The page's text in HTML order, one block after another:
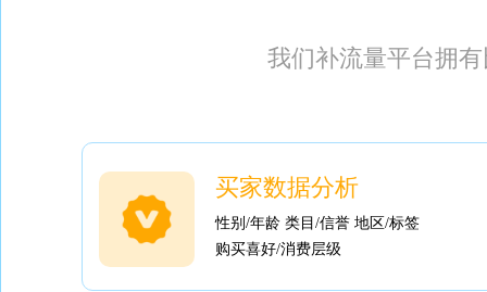
我们补流量平台拥
买家数据分析
性别/年龄 类目/信誉 地区/标签
购买喜好/消费层级